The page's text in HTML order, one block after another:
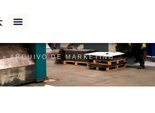
»ARQUIVO DE MARKETING